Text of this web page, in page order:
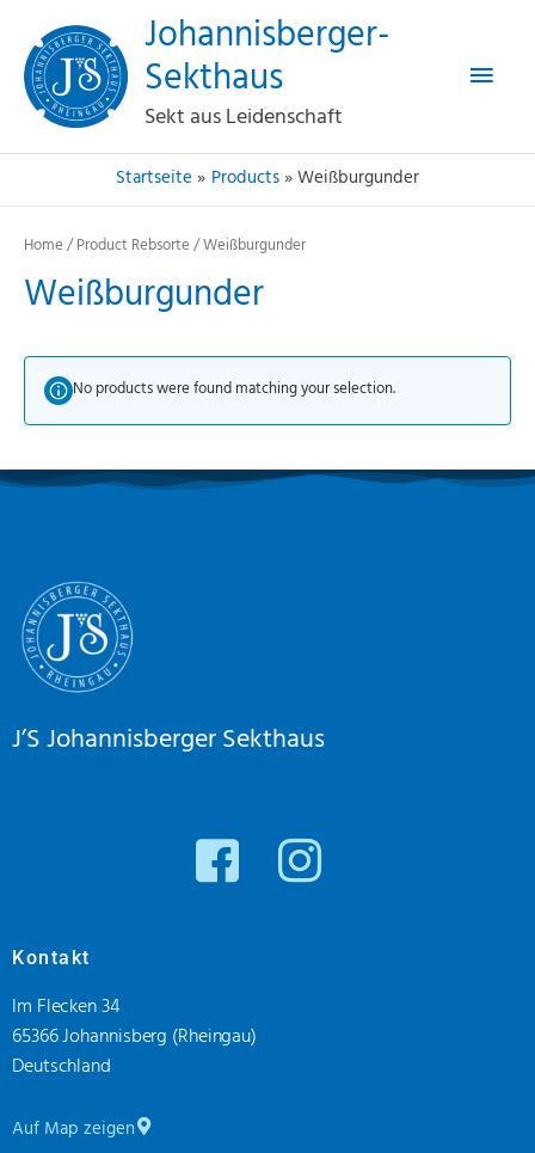
Inhalt
springen
Johannisberger-
Sekthaus
Sekt aus Leidenschaft
Startseite Products Weißburgunder
Home/ Product Rebsorte / Weißburgunder
Weißburgunder
No products were found matching your selection.
J’S Johannisberger Sekthaus
Kontakt
Im Flecken 34
65366 Johannisberg (Rheingau)
Deutschland
Auf Map zeigen